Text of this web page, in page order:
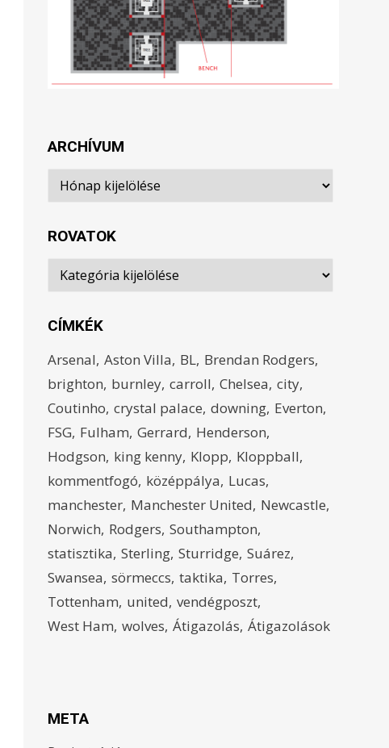
ARCHÍVUM
Archívum
ROVATOK
Rovatok
CÍMKÉK
Arsenal Aston Villa BL Brendan Rodgers
brighton burnley carroll Chelsea city
Coutinho crystal palace downing Everton
FSG Fulham Gerrard Henderson
Hodgson king kenny Klopp Kloppball
kommentfogó középpálya Lucas
manchester Manchester United Newcastle
Norwich Rodgers Southampton
statisztika Sterling Sturridge Suárez
Swansea sörmeccs taktika Torres
Tottenham united vendégposzt
West Ham wolves Átigazolás Átigazolások
META